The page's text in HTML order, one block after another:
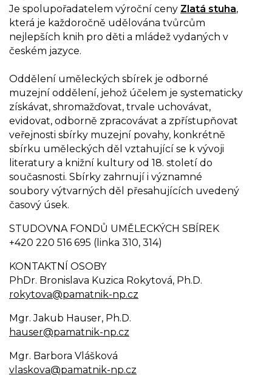
Je spolupořadatelem výroční ceny Zlatá stuha,
která je každoročně udělována tvůrcům
nejlepších knih pro děti a mládež vydaných v
českém jazyce.
Oddělení uměleckých sbírek je odborné
muzejní oddělení, jehož účelem je systematicky
získávat, shromažďovat, trvale uchovávat,
evidovat, odborně zpracovávat a zpřístupňovat
veřejnosti sbírky muzejní povahy, konkrétně
sbírku uměleckých děl vztahující se k vývoji
literatury a knižní kultury od 18. století do
současnosti. Sbírky zahrnují i významné
soubory výtvarných děl přesahujících uvedený
časový úsek.
STUDOVNA FONDŮ UMĚLECKÝCH SBÍREK
+420 220 516 695 (linka 310, 314)
KONTAKTNÍ OSOBY
PhDr. Bronislava Kuzica Rokytová, Ph.D.
rokytova@pamatnik-np.cz
Mgr. Jakub Hauser, Ph.D.
hauser@pamatnik-np.cz
Mgr. Barbora Vlášková
vlaskova@pamatnik-np.cz